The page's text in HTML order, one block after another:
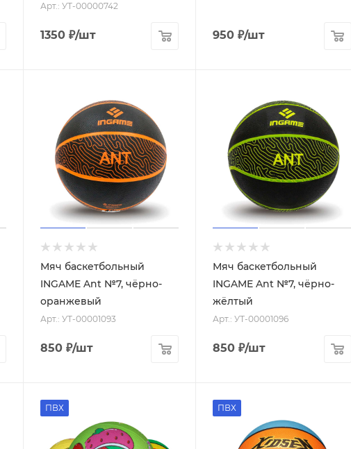
Арт.: УТ-00000742
1350₽/шт 950 ₽/шт
Мяч баскетбольный
INGAME Ant №7, чёрно-
оранжевый
Арт.: УТ-00001093
850₽/шт
Мяч баскетбольный
INGAME Ant №7, чёрно-
жёлтый
Арт.: УТ-00001096
850 ₽/шт
ПВХ ПВХ